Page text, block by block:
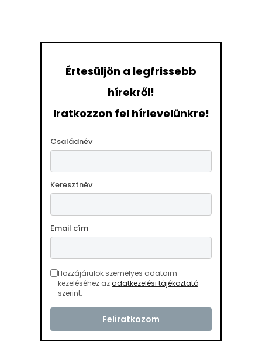
Értesüljön a legfrissebb
hírekről!
Iratkozzon fel hírlevelünkre!
Családnév
Keresztnév
Email cím
Hozzájárulok személyes adataim
kezeléséhez azadatkezelési tájékoztató
szerint.